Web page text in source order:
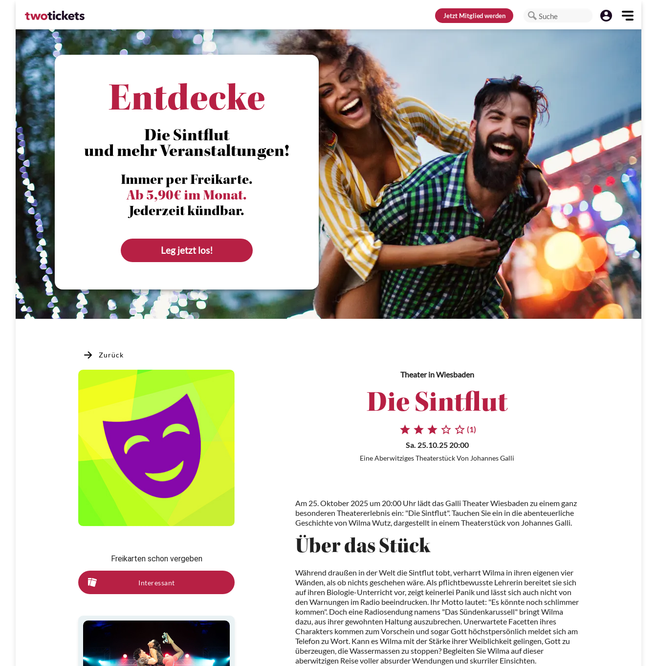
JetztMitglied werden Suche
Entdecke
Die Sintflut
und mehr Veranstaltungen!
Immer per Freikarte.
Ab 5,90€ im Monat.
Jederzeit kündbar.
Leg jetzt los!
Zurück
Freikarten schon vergeben
Interessant
Theaterin Wiesbaden
Die Sintflut
(1)
Sa. 25.10.25 20:00
Eine Aberwitziges Theaterstück Von Johannes Galli
Am 25. Oktober 2025 um 20:00 Uhr lädt das Galli Theater Wiesbaden zu einem ganz
besonderen Theatererlebnis ein: "Die Sintflut". Tauchen Sie ein in die abenteuerliche
Geschichte von Wilma Wutz, dargestellt in einem Theaterstück von Johannes Galli.
Über das Stück
Während draußen in der Welt die Sintflut tobt, verharrt Wilma in ihren eigenen vier
Wänden, als ob nichts geschehen wäre. Als pflichtbewusste Lehrerin bereitet sie sich
auf ihren Biologie-Unterricht vor, zeigt keinerlei Panik und lässt sich auch nicht von
den Warnungen im Radio beeindrucken. Ihr Motto lautet: "Es könnte noch schlimmer
kommen". Doch eine Radiosendung namens "Das Sündenkarussell" bringt Wilma
dazu, aus ihrer gewohnten Haltung auszubrechen. Unerwartete Facetten ihres
Charakters kommen zum Vorschein und sogar Gott höchstpersönlich meldet sich am
Telefon zu Wort. Kann es Wilma mit der Stärke ihrer Weiblichkeit gelingen, Gott zu
überzeugen, die Wassermassen zu stoppen? Begleiten Sie Wilma auf dieser
aberwitzigen Reise voller absurder Wendungen und skurriler Einsichten.